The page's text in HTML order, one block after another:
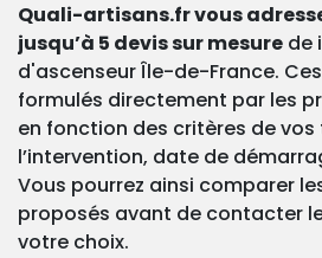
Quali-artisans.fr vous
jusqu’à 5 devis sur mesure de
d'ascenseur Île-de-France.
formulés directement par les
en fonction des critères de
l’intervention, date de
Vous pourrez ainsi comparer
proposés avant de contacter
votre choix.